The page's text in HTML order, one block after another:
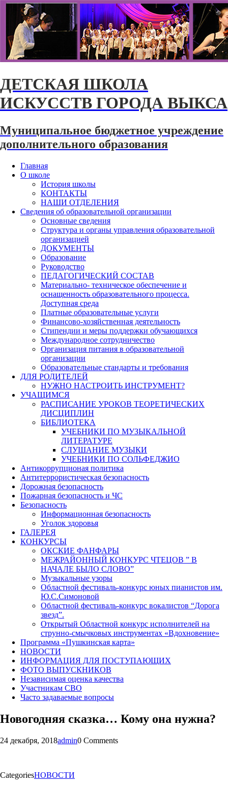
ДЕТСКАЯ ШКОЛА
ИСКУССТВ ГОРОДА ВЫКСА
Муниципальное бюджетное учреждение
дополнительного образования
Главная
О школе
История школы
КОНТАКТЫ
НАШИ ОТДЕЛЕНИЯ
Сведения об образовательной организации
Основные сведения
Структура и органы управления образовательной
организацией
ДОКУМЕНТЫ
Образование
Руководство
ПЕДАГОГИЧЕСКИЙ СОСТАВ
Материально- техническое обеспечение и
оснащенность образовательного процесса.
Доступная среда
Платные образовательные услуги
Финансово-хозяйственная деятельность
Стипендии и меры поддержки обучающихся
Международное сотрудничество
Организация питания в образовательной
организации
Образовательные стандарты и требования
ДЛЯ РОДИТЕЛЕЙ
НУЖНО НАСТРОИТЬ ИНСТРУМЕНТ?
УЧАЩИМСЯ
РАСПИСАНИЕ УРОКОВ ТЕОРЕТИЧЕСКИХ
ДИСЦИПЛИН
БИБЛИОТЕКА
УЧЕБНИКИ ПО МУЗЫКАЛЬНОЙ
ЛИТЕРАТУРЕ
СЛУШАНИЕ МУЗЫКИ
УЧЕБНИКИ ПО СОЛЬФЕДЖИО
Антикоррупционая политика
Антитеррористическая безопасность
Дорожная безопасность
Пожарная безопасность и ЧС
Безопасность
Информационная безопасность
Уголок здоровья
ГАЛЕРЕЯ
КОНКУРСЫ
ОКСКИЕ ФАНФАРЫ
МЕЖРАЙОННЫЙ КОНКУРС ЧТЕЦОВ ” В
НАЧАЛЕ БЫЛО СЛОВО”
Музыкальные узоры
Областной фестиваль-конкурс юных пианистов им.
Ю.С.Симоновой
Областной фестиваль-конкурс вокалистов “Дорога
звезд”.
Открытый Областной конкурс исполнителей на
струнно-смычковых инструментах «Вдохновение»
Программа «Пушкинская карта»
НОВОСТИ
ИНФОРМАЦИЯ ДЛЯ ПОСТУПАЮЩИХ
ФОТО ВЫПУСКНИКОВ
Независимая оценка качества
Участникам СВО
Часто задаваемые вопросы
Новогодняя сказка… Кому она нужна?
24 декабря, 2018admin0 Comments
CategoriesНОВОСТИ